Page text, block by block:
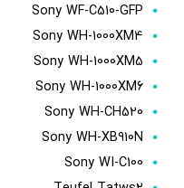
Sony WF-C510-GFP
Sony WH-1000XM4
Sony WH-1000XM5
Sony WH-1000XM6
Sony WH-CH520
Sony WH-XB910N
Sony WI-C100